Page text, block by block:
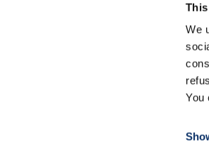
We
You
Vous êtes invité à lire notre